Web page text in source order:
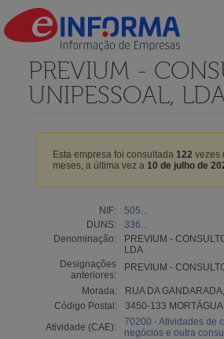
PREVIUM -
UNIPESSOAL,
Esta empresa foi consultada 122 vezes
meses, a última vez a 10 de julho de
NIF:
505...
DUNS:
336...
Denominação:
PREVIUM -
LDA
Designações
anteriores:
PREVIUM -
Morada:
RUA DA
Código Postal:
3450-133 MORTÁGUA
Atividade (CAE):
70200 - Atividades de
negócios e outra